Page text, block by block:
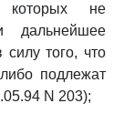
которых не
того, что
подлежат
N 203);